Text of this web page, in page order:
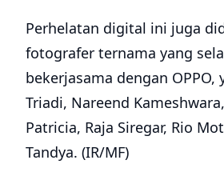
Perhelatan digital ini juga
fotografer ternama yang
bekerjasama dengan OPPO,
Triadi, Nareend
Patricia, Raja Siregar, Rio
Tandya. (IR/MF)